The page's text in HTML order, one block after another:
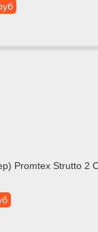
Promtex Strutto 2